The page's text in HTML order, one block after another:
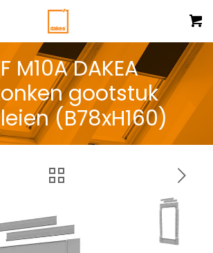
M10A DAKEA
gootstuk
(B78xH160)